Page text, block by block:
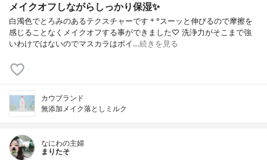
メイクオフしながらしっかり保湿✨
白濁色でとろみのあるテクスチャーです＊°スーッと伸びるので摩擦を
感じることなくメイクオフする事ができました♡ 洗浄力がそこまで強
いわけではないのでマスカラはポイ…続きを見る
カウブランド
無添加メイク落としミルク
なにわの主婦
まりたそ